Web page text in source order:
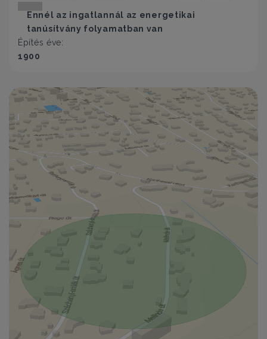
Ennél az ingatlannál az energetikai
tanúsítvány folyamatban van
Építés éve:
1900